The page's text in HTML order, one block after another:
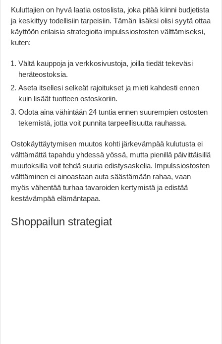
Kuluttajien on hyvä laatia ostoslista, joka pitää kiinni budjetista
ja keskittyy todellisiin tarpeisiin. Tämän lisäksi olisi syytä ottaa
käyttöön erilaisia strategioita impulssiostosten välttämiseksi,
kuten:
Vältä kauppoja ja verkkosivustoja, joilla tiedät tekeväsi
heräteostoksia.
Aseta itsellesi selkeät rajoitukset ja mieti kahdesti ennen
kuin lisäät tuotteen ostoskoriin.
Odota aina vähintään 24 tuntia ennen suurempien ostosten
tekemistä, jotta voit punnita tarpeellisuutta rauhassa.
Ostokäyttäytymisen muutos kohti järkevämpää kulutusta ei
välttämättä tapahdu yhdessä yössä, mutta pienillä päivittäisillä
muutoksilla voit tehdä suuria edistysaskelia. Impulssiostosten
välttäminen ei ainoastaan auta säästämään rahaa, vaan
myös vähentää turhaa tavaroiden kertymistä ja edistää
kestävämpää elämäntapaa.
Shoppailun strategiat